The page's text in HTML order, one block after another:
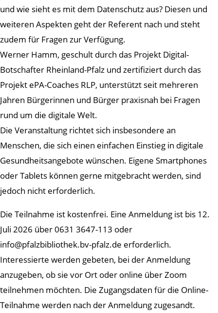
und wie sieht es mit dem Datenschutz aus? Diesen und
weiteren Aspekten geht der Referent nach und steht
zudem für Fragen zur Verfügung.
Werner Hamm, geschult durch das Projekt Digital-
Botschafter Rheinland-Pfalz und zertifiziert durch das
Projekt ePA-Coaches RLP, unterstützt seit mehreren
Jahren Bürgerinnen und Bürger praxisnah bei Fragen
rund um die digitale Welt.
Die Veranstaltung richtet sich insbesondere an
Menschen, die sich einen einfachen Einstieg in digitale
Gesundheitsangebote wünschen. Eigene Smartphones
oder Tablets können gerne mitgebracht werden, sind
jedoch nicht erforderlich.
Die Teilnahme ist kostenfrei. Eine Anmeldung ist bis 12.
Juli 2026 über 0631 3647-113 oder
info@pfalzbibliothek.bv-pfalz.de erforderlich.
Interessierte werden gebeten, bei der Anmeldung
anzugeben, ob sie vor Ort oder online über Zoom
teilnehmen möchten. Die Zugangsdaten für die Online-
Teilnahme werden nach der Anmeldung zugesandt.